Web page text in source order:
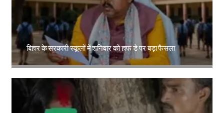
बिहार के सरकारी स्कूलों में शनिवार को हाफ डे पर बड़ा फैसला
Amit Lekh